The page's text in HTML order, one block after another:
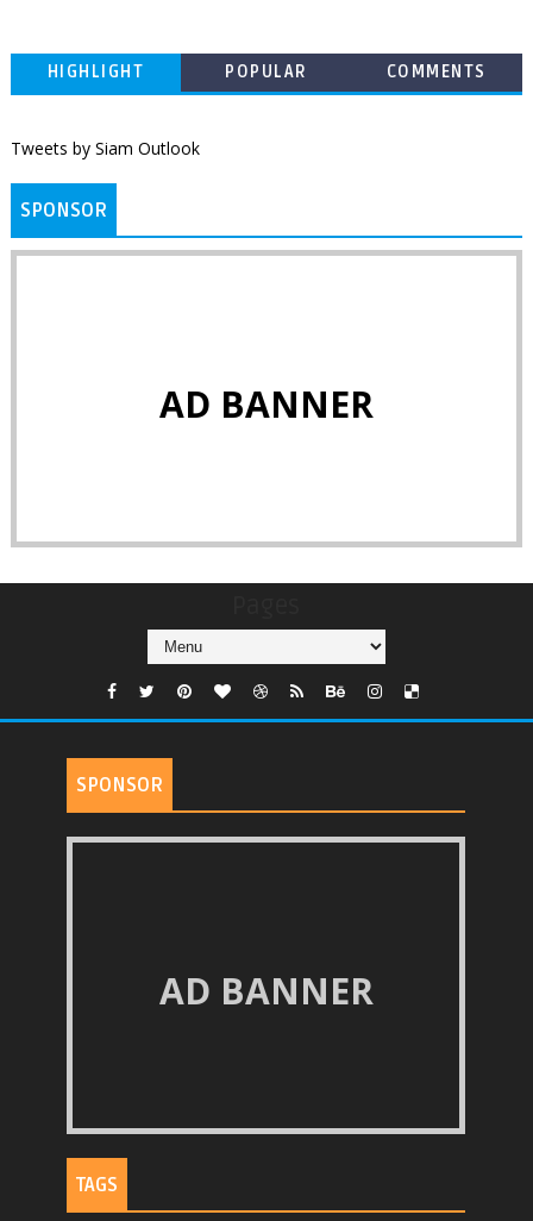
HIGHLIGHT POPULAR COMMENTS
Tweets by Siam Outlook
SPONSOR
AD BANNER
SPONSOR
AD BANNER
TAGS